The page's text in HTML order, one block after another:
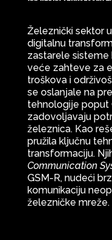
Železnički sektor
digitalnu
zastarele sisteme
veće zahteve za
troškova i
se oslanjale na
tehnologije poput
zadovoljavaju
železnica. Kao
pružila ključnu
transformaciju.
Communication
GSM-R, nudeći
komunikaciju
železničke mreže.